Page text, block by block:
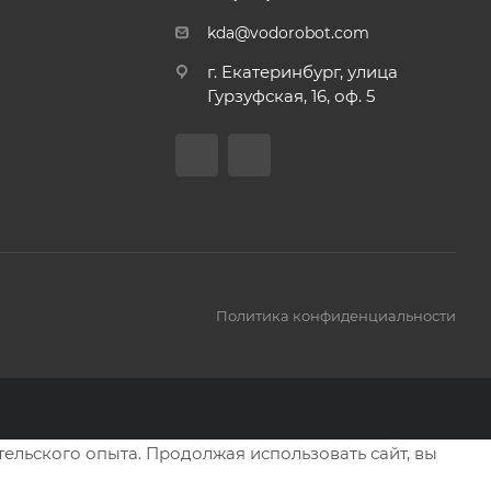
kda@vodorobot.com
г. Екатеринбург, улица
Гурзуфская, 16, оф. 5
Политика конфиденциальности
опыта. Продолжая использовать сайт, вы